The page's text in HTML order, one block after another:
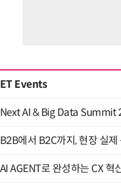
ET Events
Next AI & Big Data Summit
B2B에서 B2C까지, 현장 실
AI AGENT로 완성하는 CX 혁